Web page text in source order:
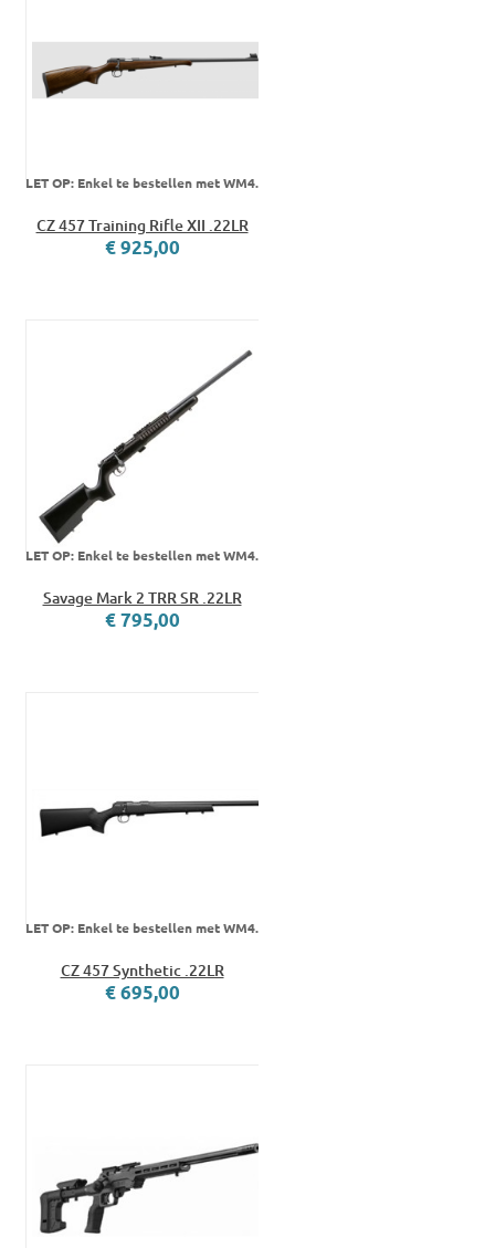
CZ 457 Training Rifle XII .22LR
€ 925,00
LET OP: Enkel te bestellen met WM4.
Savage Mark 2 TRR SR .22LR
€ 795,00
LET OP: Enkel te bestellen met WM4.
CZ 457 Synthetic .22LR
€ 695,00
LET OP: Enkel te bestellen met WM4.